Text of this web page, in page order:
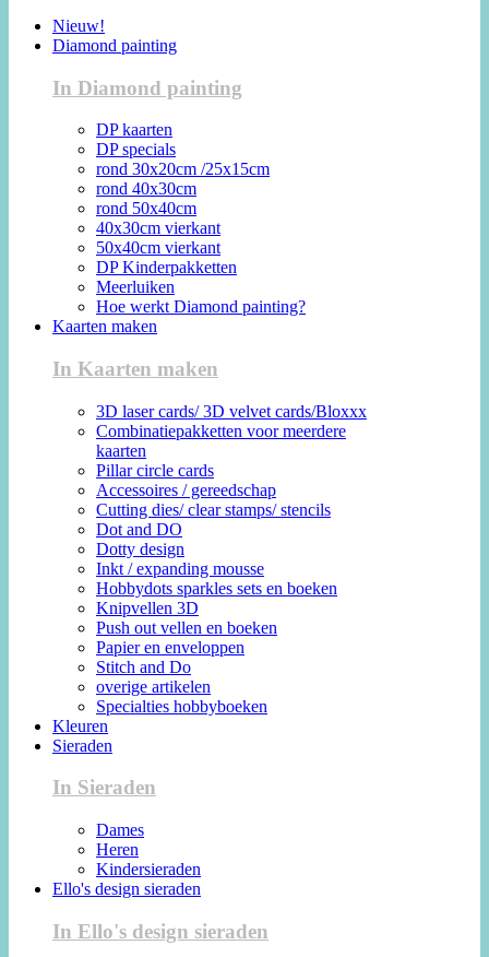
Nieuw!
Diamond painting
In Diamond painting
DP kaarten
DP specials
rond 30x20cm /25x15cm
rond 40x30cm
rond 50x40cm
40x30cm vierkant
50x40cm vierkant
DP Kinderpakketten
Meerluiken
Hoe werkt Diamond painting?
Kaarten maken
In Kaarten maken
3D laser cards/ 3D velvet cards/Bloxxx
Combinatiepakketten voor meerdere
kaarten
Pillar circle cards
Accessoires / gereedschap
Cutting dies/ clear stamps/ stencils
Dot and DO
Dotty design
Inkt / expanding mousse
Hobbydots sparkles sets en boeken
Knipvellen 3D
Push out vellen en boeken
Papier en enveloppen
Stitch and Do
overige artikelen
Specialties hobbyboeken
Kleuren
Sieraden
In Sieraden
Dames
Heren
Kindersieraden
Ello's design sieraden
In Ello's design sieraden